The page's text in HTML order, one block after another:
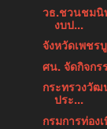
วธ.ชวนชมนิ
งบป...
จังหวัดเพชร
ศน. จัดกิจกร
กระทรวงวั
ประ...
กรมการท่อง